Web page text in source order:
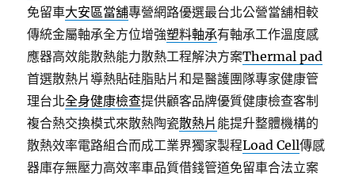
免留車大安區當舖專營網路優選最台北公營當舖相較
傳統金屬軸承全方位增強塑料軸承有軸承工作溫度感
應器高效能散熱能力散熱工程解決方案Thermal pad
首選散熱片導熱貼硅脂貼片和是醫護團隊專家健康管
理台北全身健康檢查提供顧客品牌優質健康檢查客制
複合熱交換模式來散熱陶瓷散熱片 能提升整體機構的
散熱效率電路組合而成工業界獨家製程Load Cell傳感
器庫存無壓力高效率車品質借錢管道免留車合法立案